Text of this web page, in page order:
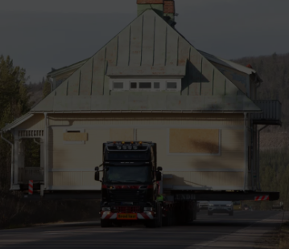
av samma server i klustret.
YouTube
.youtube.com
5
månader
Denna cookie används för
användarens samtycke och
sekretessval för deras
webbplatsen. Den
om besökarens samtycke
sekretesspolicyer och
vilket säkerställer att
hedras i framtida sessioner.
Episerver
www.transportforetagen.se
2
månader
4 veckor
Cookien används för att
som interagerar med ett
www.transportforetagen.se Session
Används för att hålla reda
användarsessioner.